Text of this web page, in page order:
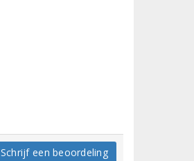
Schrijf een beoordeling